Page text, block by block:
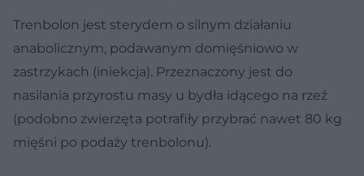
Trenbolon jest sterydem o silnym działaniu
anabolicznym, podawanym domięśniowo w
zastrzykach (iniekcja). Przeznaczony jest do
nasilania przyrostu masy u bydła idącego na rzeź
(podobno zwierzęta potrafiły przybrać nawet 80 kg
mięśni po podaży trenbolonu).